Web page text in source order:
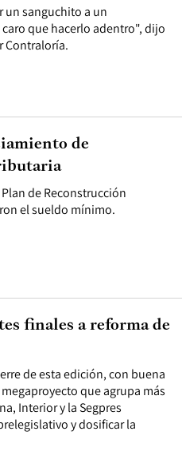
un sanguchito a un
que hacerlo adentro", dijo
Contraloría.
de Reconstrucción
el sueldo mínimo.
de
de esta edición, con buena
que agrupa más
Interior y la Segpres
y dosificar la
finales a reforma de